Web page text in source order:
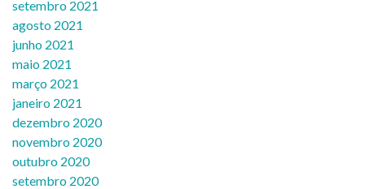
setembro 2021
agosto 2021
junho 2021
maio 2021
março 2021
janeiro 2021
dezembro 2020
novembro 2020
outubro 2020
setembro 2020